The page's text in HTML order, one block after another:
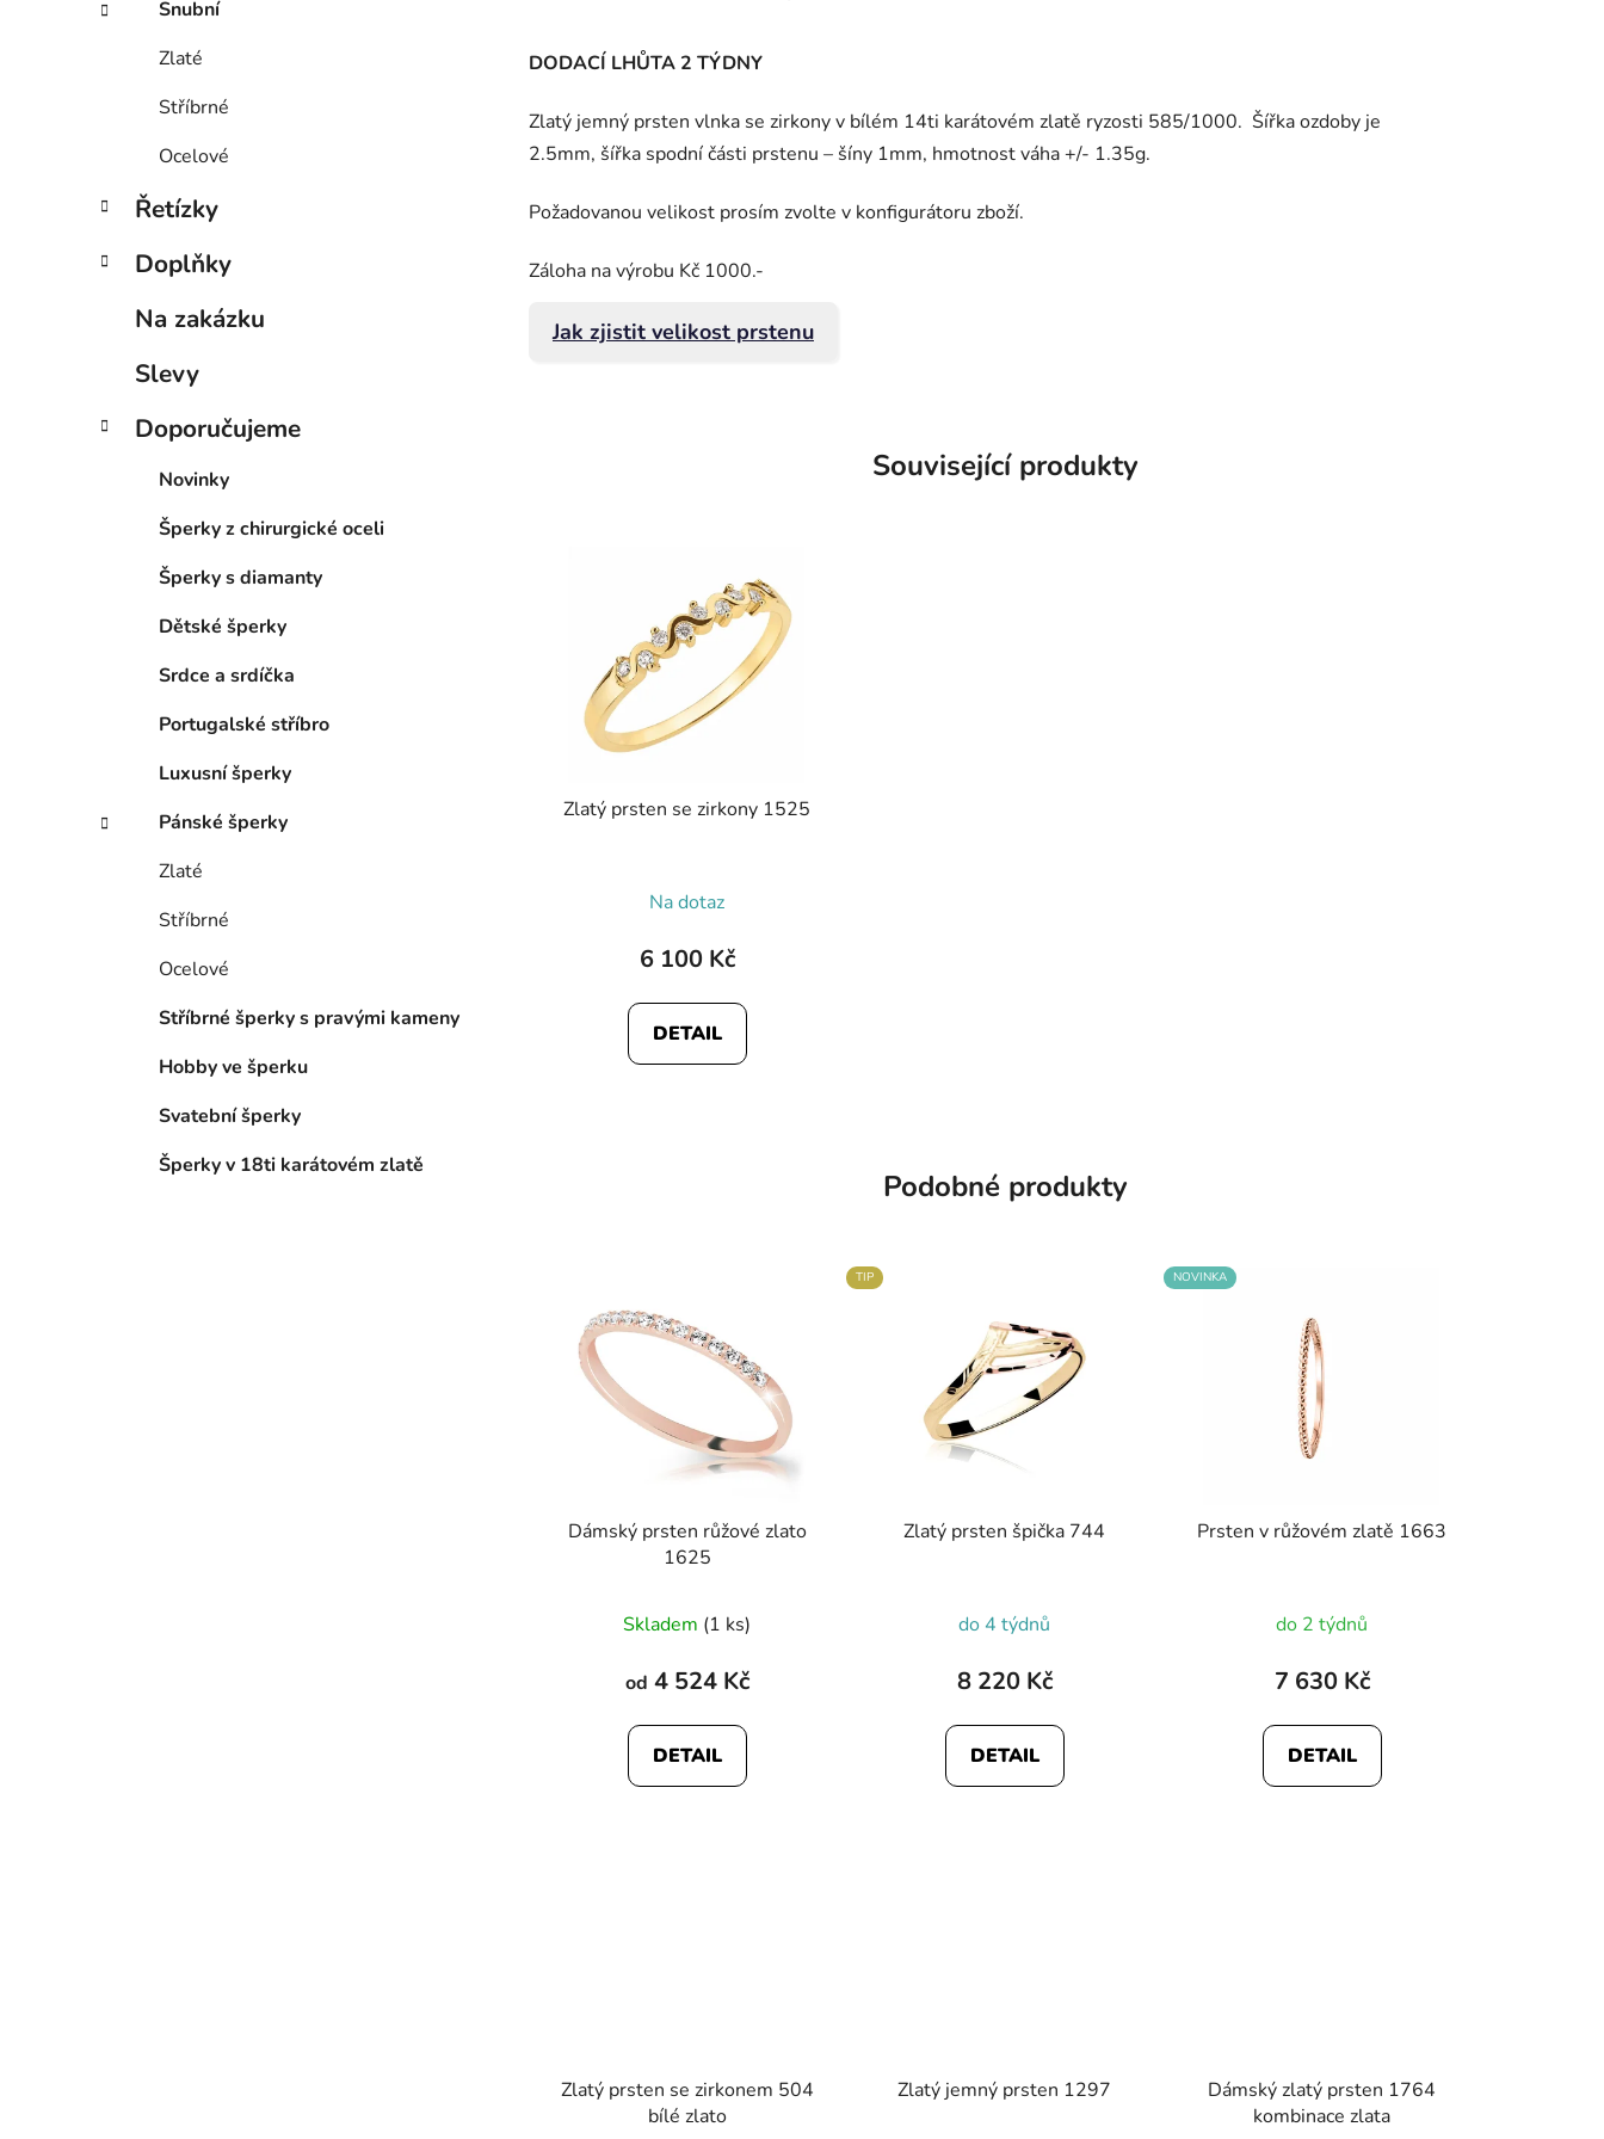
Snubní
Zlaté
Stříbrné
Ocelové
Řetízky
Doplňky
Na zakázku
Slevy
Doporučujeme
Novinky
Šperky z chirurgické oceli
Šperky s diamanty
Dětské šperky
Srdce a srdíčka
Portugalské stříbro
Luxusní šperky
Pánské šperky
Zlaté
Stříbrné
Ocelové
Stříbrné šperky s pravými kameny
Hobby ve šperku
Svatební šperky
Šperky v 18ti karátovém zlatě
DODACÍ LHŮTA 2 TÝDNY
Zlatý jemný prsten vlnka se zirkony v bílém 14ti karátovém zlatě ryzosti 585/1000. Šířka ozdoby je
2.5mm, šířka spodní části prstenu – šíny 1mm, hmotnost váha +/- 1.35g.
Požadovanou velikost prosím zvolte v konfigurátoru zboží.
Záloha na výrobu Kč 1000.-
Jak zjistit velikost prstenu
Související produkty
Zlatý prsten se zirkony 1525
Na dotaz
6 100 Kč
DETAIL
Podobné produkty
Dámský prsten růžové zlato
1625
hodnocení
produktu
5,0
z
Skladem (1 ks)
od 4 524 Kč
DETAIL
TIP
Zlatý prsten špička 744
do 4 týdnů
8 220 Kč
DETAIL
NOVINKA
Prsten v růžovém zlatě 1663
do 2 týdnů
7 630 Kč
DETAIL
Zlatý prsten se zirkonem 504
bílé zlato
Zlatý jemný prsten 1297
Dámský zlatý prsten 1764
kombinace zlata